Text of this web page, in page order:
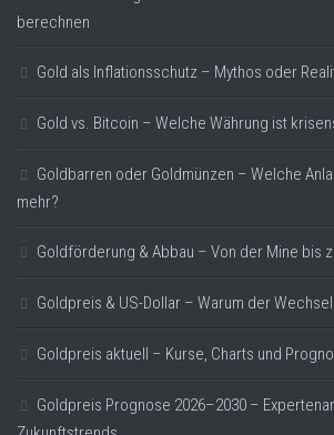
berechnen
Gold als Inflationsschutz – Mythos oder
Gold vs. Bitcoin – Welche Währung ist
Goldbarren oder Goldmünzen – Welche
mehr?
Goldförderung & Abbau – Von der Mine bis
Goldpreis & US-Dollar – Warum der
Goldpreis aktuell – Kurse, Charts und
Goldpreis Prognose 2026–2030 –